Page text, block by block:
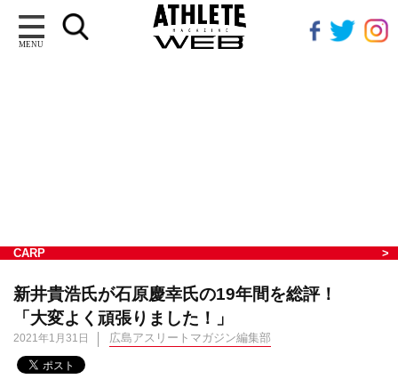
MENU
CARP
新井貴浩氏が石原慶幸氏の19年間を総評！
「大変よく頑張りました！」
2021年1月31日 広島アスリートマガジン編集部